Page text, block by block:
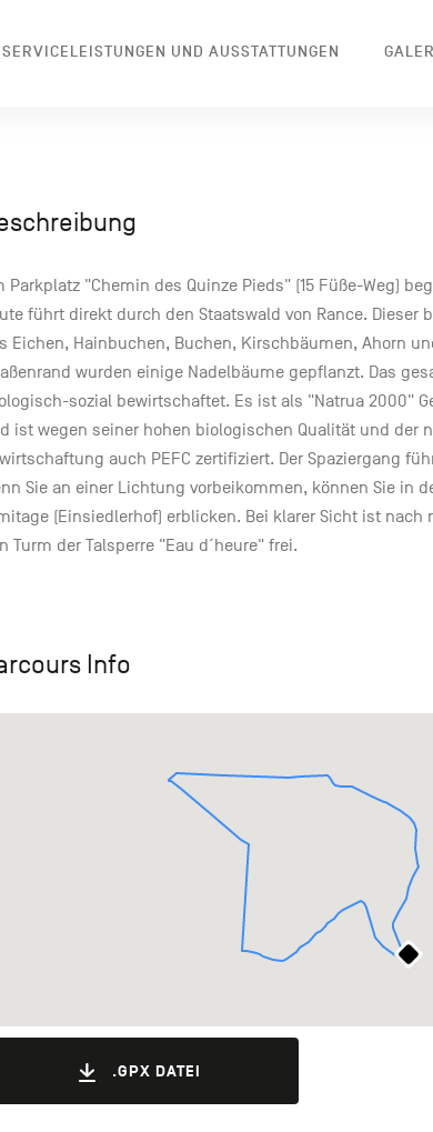
SERVICELEISTUNGEN UND AUSSTATTUNGEN
Parkplatz "Chemin des Quinze Pieds" (15 Füße-Weg)
führt direkt durch den Staatswald von Rance. Dieser
Eichen, Hainbuchen, Buchen, Kirschbäumen, Ahorn
wurden einige Nadelbäume gepflanzt. Das
sozial bewirtschaftet. Es ist als "Natrua 2000"
ist wegen seiner hohen biologischen Qualität und der
auch PEFC zertifiziert. Der Spaziergang
Sie an einer Lichtung vorbeikommen, können Sie in
(Einsiedlerhof) erblicken. Bei klarer Sicht ist nach
Turm der Talsperre "Eau d´heure" frei.
Info
.GPX DATEI